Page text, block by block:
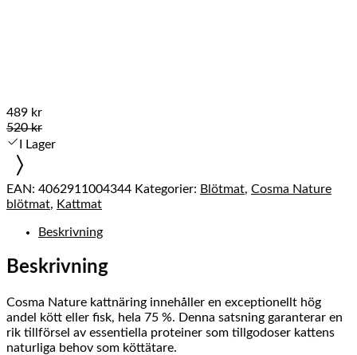
489 kr
520 kr
I Lager
EAN: 4062911004344 Kategorier: Blötmat, Cosma Nature
blötmat, Kattmat
Beskrivning
Beskrivning
Cosma Nature kattnäring innehåller en exceptionellt hög
andel kött eller fisk, hela 75 %. Denna satsning garanterar en
rik tillförsel av essentiella proteiner som tillgodoser kattens
naturliga behov som köttätare.